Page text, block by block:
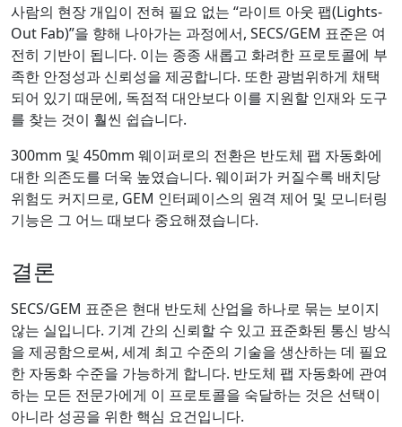
사람의 현장 개입이 전혀 필요 없는 “라이트 아웃 팹(Lights-
Out Fab)”을 향해 나아가는 과정에서, SECS/GEM 표준은 여
전히 기반이 됩니다. 이는 종종 새롭고 화려한 프로토콜에 부
족한 안정성과 신뢰성을 제공합니다. 또한 광범위하게 채택
되어 있기 때문에, 독점적 대안보다 이를 지원할 인재와 도구
를 찾는 것이 훨씬 쉽습니다.
300mm 및 450mm 웨이퍼로의 전환은 반도체 팹 자동화에
대한 의존도를 더욱 높였습니다. 웨이퍼가 커질수록 배치당
위험도 커지므로, GEM 인터페이스의 원격 제어 및 모니터링
기능은 그 어느 때보다 중요해졌습니다.
결론
SECS/GEM 표준은 현대 반도체 산업을 하나로 묶는 보이지
않는 실입니다. 기계 간의 신뢰할 수 있고 표준화된 통신 방식
을 제공함으로써, 세계 최고 수준의 기술을 생산하는 데 필요
한 자동화 수준을 가능하게 합니다. 반도체 팹 자동화에 관여
하는 모든 전문가에게 이 프로토콜을 숙달하는 것은 선택이
아니라 성공을 위한 핵심 요건입니다.